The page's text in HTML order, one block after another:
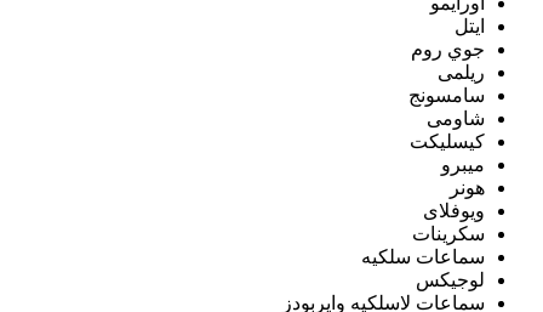
ايتل
جوي روم
ريلمى
سامسونج
شاومى
كيسليكت
ميبرو
هونر
ويوفلاى
سكرينات
سماعات سلكيه
لوجيكس
سماعات لاسلكيه وايربودز